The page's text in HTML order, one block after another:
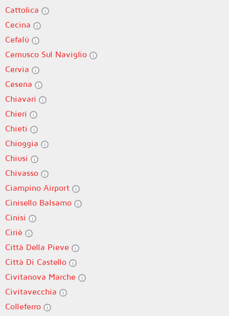
Cattolica
Cecina
Cefalù
Cernusco Sul Naviglio
Cervia
Cesena
Chiavari
Chieri
Chieti
Chioggia
Chiusi
Chivasso
Ciampino Airport
Cinisello Balsamo
Cinisi
Ciriè
Città Della Pieve
Città Di Castello
Civitanova Marche
Civitavecchia
Colleferro